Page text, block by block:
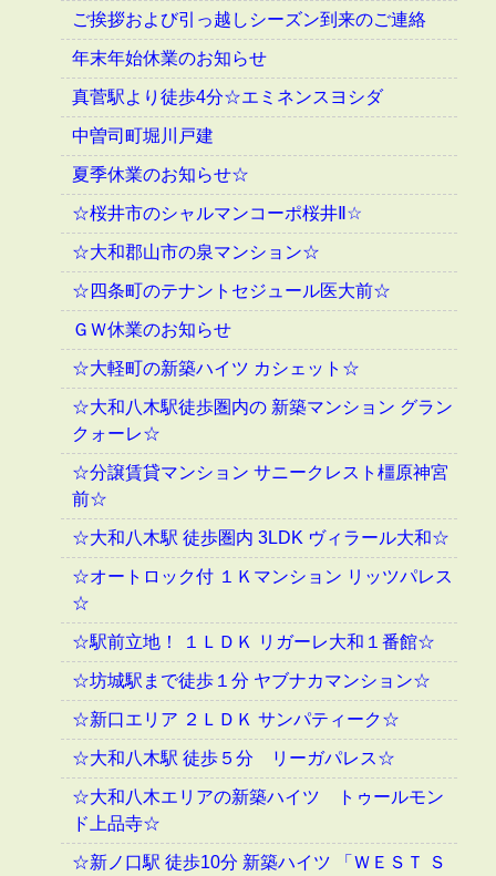
ご挨拶および引っ越しシーズン到来のご連絡
年末年始休業のお知らせ
真菅駅より徒歩4分☆エミネンスヨシダ
中曽司町堀川戸建
夏季休業のお知らせ☆
☆桜井市のシャルマンコーポ桜井Ⅱ☆
☆大和郡山市の泉マンション☆
☆四条町のテナントセジュール医大前☆
ＧＷ休業のお知らせ
☆大軽町の新築ハイツ カシェット☆
☆大和八木駅徒歩圏内の 新築マンション グラン
クォーレ☆
☆分譲賃貸マンション サニークレスト橿原神宮
前☆
☆大和八木駅 徒歩圏内 3LDK ヴィラール大和☆
☆オートロック付 １Ｋマンション リッツパレス
☆
☆駅前立地！ １ＬＤＫ リガーレ大和１番館☆
☆坊城駅まで徒歩１分 ヤブナカマンション☆
☆新口エリア ２ＬＤＫ サンパティーク☆
☆大和八木駅 徒歩５分 リーガパレス☆
☆大和八木エリアの新築ハイツ トゥールモン
ド上品寺☆
☆新ノ口駅 徒歩10分 新築ハイツ 「ＷＥＳＴ Ｓ